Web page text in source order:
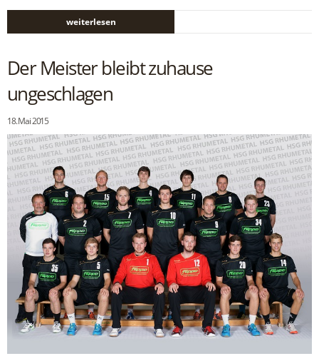
weiterlesen
Der Meister bleibt zuhause
ungeschlagen
18. Mai 2015